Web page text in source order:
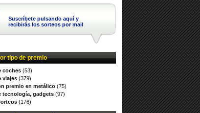
Suscríbete pulsando aquí y
recibirás los sorteos por mail
tipo de premio
coches (53)
viajes (379)
premio en metálico (75)
tecnología, gadgets (97)
(176)